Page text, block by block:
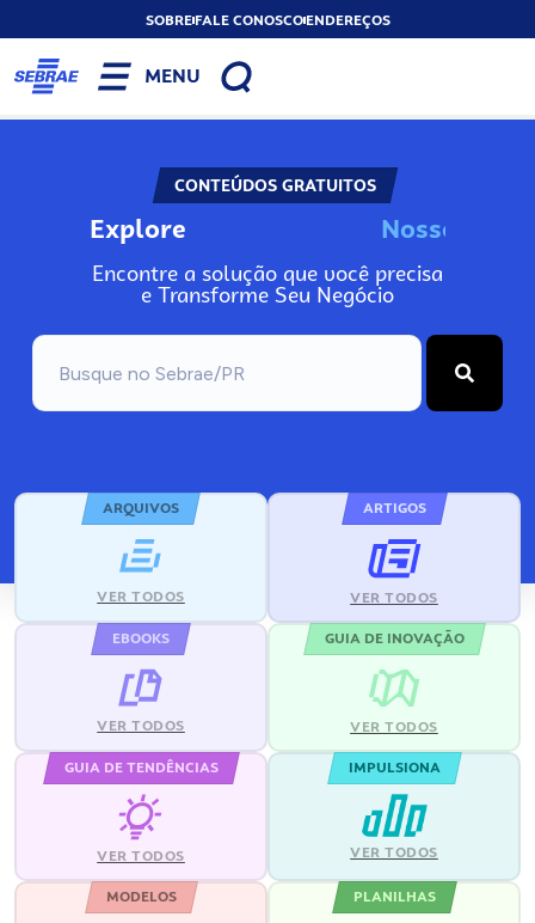
SOBREFALE CONOSCOENDEREÇOS
MENU
CONTEÚDOS GRATUITOS
Explore Nosso
Encontre a solução que você precisa
e Transforme Seu Negócio
ARQUIVOS
VER TODOS
ARTIGOS
VER TODOS
EBOOKS
VER TODOS
GUIA DE INOVAÇÃO
VER TODOS
GUIA DE TENDÊNCIAS
VER TODOS
IMPULSIONA
VER TODOS
MODELOS PLANILHAS